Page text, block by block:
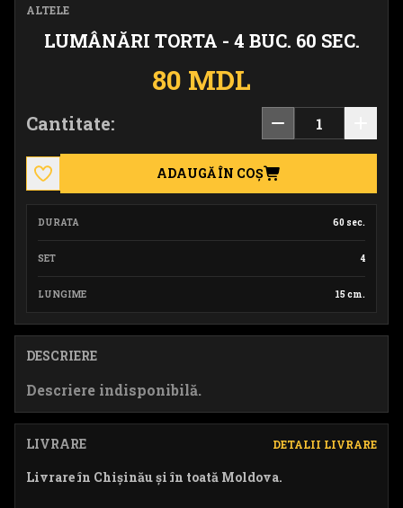
ALTELE
LUMÂNĂRI TORTA - 4 BUC. 60 SEC.
80 MDL
Cantitate:
ADAUGĂ ÎN COȘ
DURATA 60 sec.
SET 4
LUNGIME 15 cm.
DESCRIERE
Descriere indisponibilă.
LIVRARE DETALII LIVRARE
Livrare în Chișinău și în toată Moldova.